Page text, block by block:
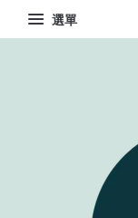
選單